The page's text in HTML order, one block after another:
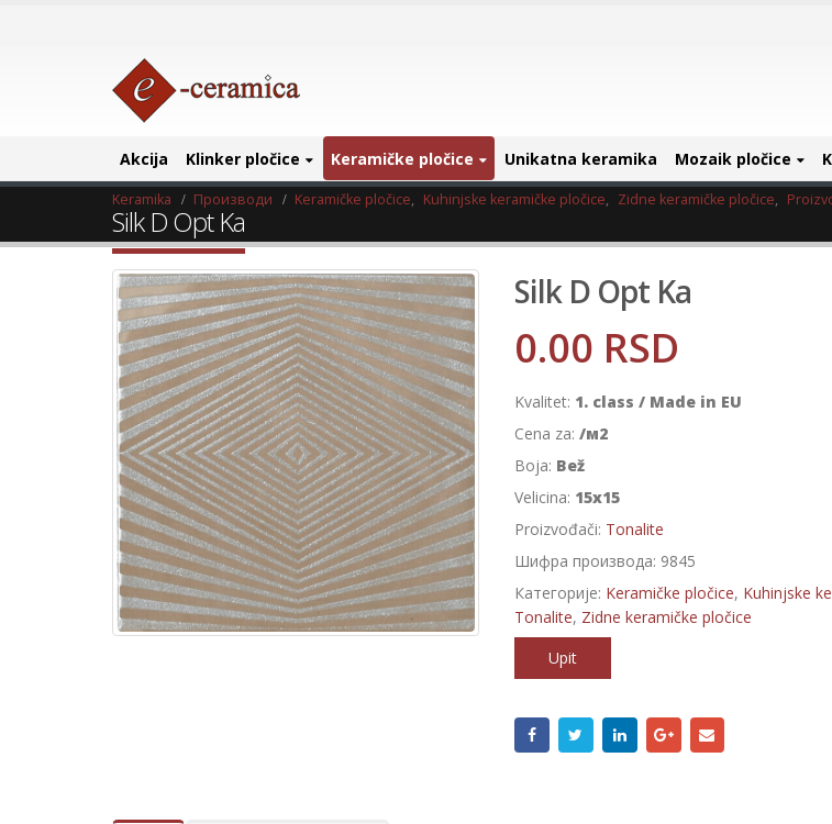
Akcija Klinker pločice Keramičke pločice Unikatna keramika Mozaik pločice
Keramika Производи Keramičke pločice, Kuhinjske keramičke pločice, Zidne keramičke pločice,
Silk D Opt Ka
Silk D Opt Ka
0.00 RSD
Kvalitet: 1. class / Made in EU
Cena za: /м2
Boja: Bež
Velicina: 15x15
Proizvođači: Tonalite
Шифра производа: 9845
Категорије: Keramičke pločice, Kuhinjske
Tonalite, Zidne keramičke pločice
Upit